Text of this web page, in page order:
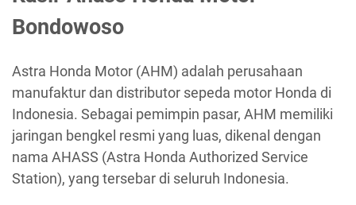
Bondowoso
Astra Honda Motor (AHM) adalah perusahaan
manufaktur dan distributor sepeda motor Honda di
Indonesia. Sebagai pemimpin pasar, AHM memiliki
jaringan bengkel resmi yang luas, dikenal dengan
nama AHASS (Astra Honda Authorized Service
Station), yang tersebar di seluruh Indonesia.